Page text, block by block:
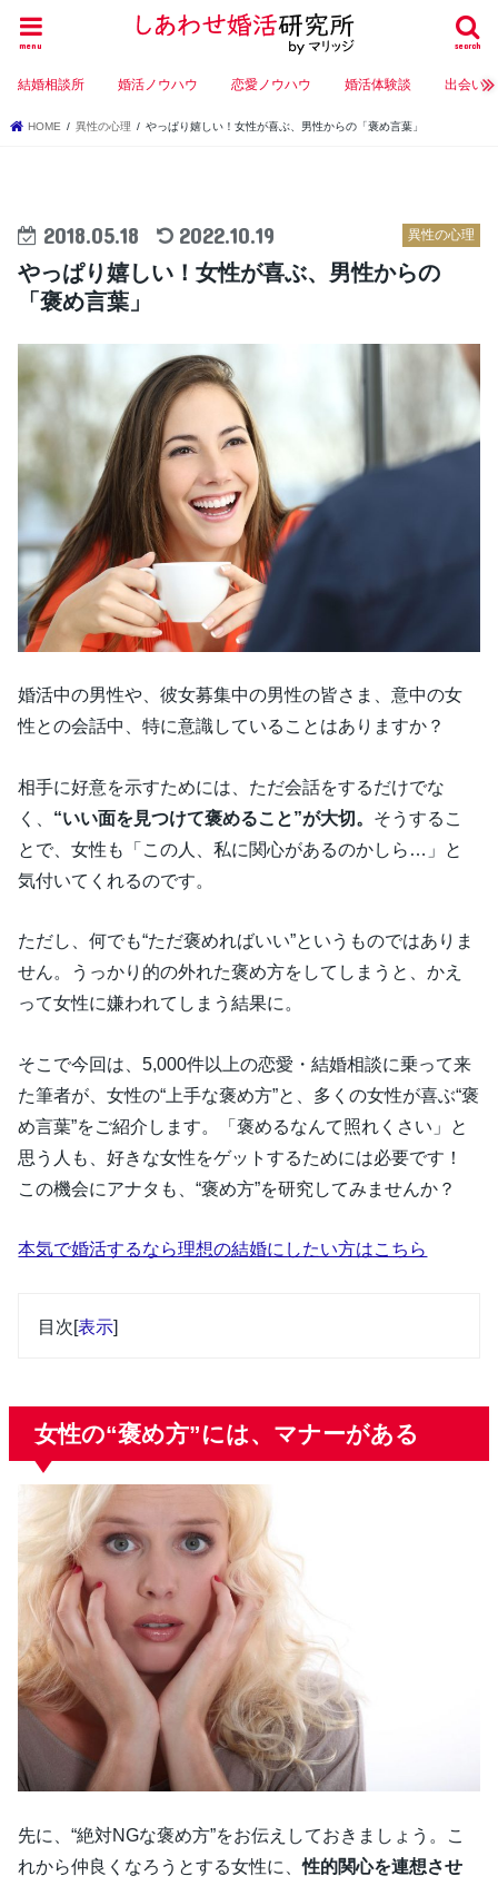
search
menu
結婚相談所 婚活ノウハウ 恋愛ノウハウ 婚活体験談 出会い
HOME 異性の心理 やっぱり嬉しい！女性が喜ぶ、男性からの「褒め言葉」
異性の心理
2018.05.18 2022.10.19
やっぱり嬉しい！女性が喜ぶ、男性からの
「褒め言葉」
婚活中の男性や、彼女募集中の男性の皆さま、意中の女
性との会話中、特に意識していることはありますか？
相手に好意を示すためには、ただ会話をするだけでな
く、 “いい面を見つけて褒めること”が大切。 そうするこ
とで、女性も「この人、私に関心があるのかしら…」と
気付いてくれるのです。
ただし、何でも“ただ褒めればいい”というものではありま
せん。うっかり的の外れた褒め方をしてしまうと、かえ
って女性に嫌われてしまう結果に。
そこで今回は、5,000件以上の恋愛・結婚相談に乗って来
た筆者が、女性の“上手な褒め方”と、多くの女性が喜ぶ“褒
め言葉”をご紹介します。「褒めるなんて照れくさい」と
思う人も、好きな女性をゲットするためには必要です！
この機会にアナタも、“褒め方”を研究してみませんか？
本気で婚活するなら理想の結婚にしたい方はこちら
目次[表示]
女性の“褒め方”には、マナーがある
先に、“絶対NGな褒め方”をお伝えしておきましょう。こ
れから仲良くなろうとする女性に、性的関心を連想させ